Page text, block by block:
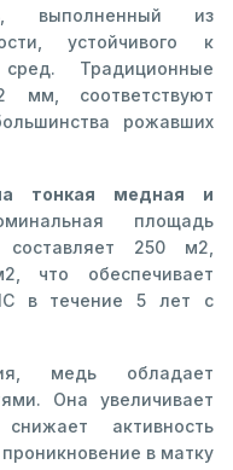
выполненный из
устойчивого к
сред. Традиционные
соответствуют
рожавших
тонкая медная и
площадь
составляет 250 м2,
что обеспечивает
в течение 5 лет с
медь обладает
Она увеличивает
активность
в матку